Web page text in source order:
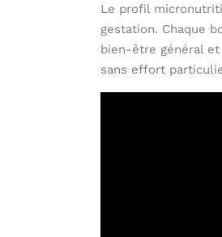
Le profil
gestation. Chaque
bien-être général et
sans effort